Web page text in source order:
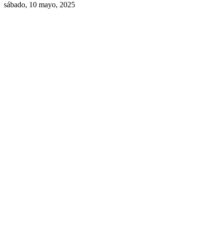
sábado, 10 mayo, 2025